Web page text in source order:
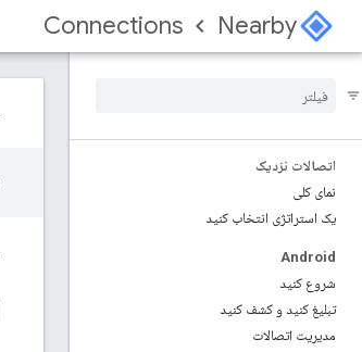
Nearby
Connections
اتصالات نزدیک
نمای کلی
یک استراتژی انتخاب کنید
Android
شروع کنید
تبلیغ کنید و کشف کنید
مدیریت اتصالات